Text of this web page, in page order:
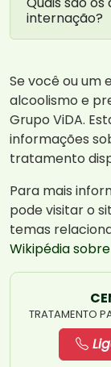
internação?
Se você ou um
alcoolismo e
Grupo ViDA.
informações
tratamento
Para mais
pode visitar o
temas
Wikipédia
TRATAMENTO